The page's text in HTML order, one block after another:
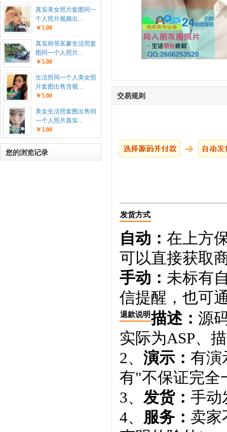
真实美女照片套图同一
个人照片视频出...
￥5.00
真实帅哥富豪生活照套
图同一个人照片...
￥5.00
生活照同一个人美女照
片套图出售含视...
￥5.00
美女生活照套图出售同
一个人照片真实...
￥5.00
您的浏览记录
交易规则
发货方式
自动： 在上方
可以直接获取
手动： 未标有
信提醒，也可
退款说明描述： 源
实际为ASP、
2、 演示： 有演
有"不保证完全
3、 发货： 手动
4、 服务： 卖家